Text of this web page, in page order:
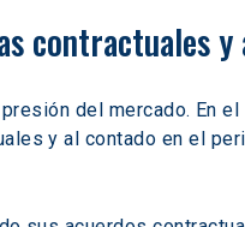
contractuales y
del mercado. En
y al contado en el